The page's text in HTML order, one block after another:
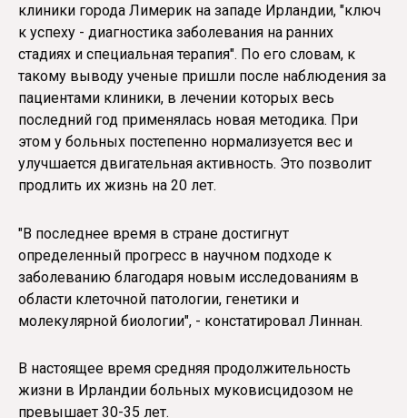
клиники города Лимерик на западе Ирландии, "ключ
к успеху - диагностика заболевания на ранних
стадиях и специальная терапия". По его словам, к
такому выводу ученые пришли после наблюдения за
пациентами клиники, в лечении которых весь
последний год применялась новая методика. При
этом у больных постепенно нормализуется вес и
улучшается двигательная активность. Это позволит
продлить их жизнь на 20 лет.
"В последнее время в стране достигнут
определенный прогресс в научном подходе к
заболеванию благодаря новым исследованиям в
области клеточной патологии, генетики и
молекулярной биологии", - констатировал Линнан.
В настоящее время средняя продолжительность
жизни в Ирландии больных муковисцидозом не
превышает 30-35 лет.